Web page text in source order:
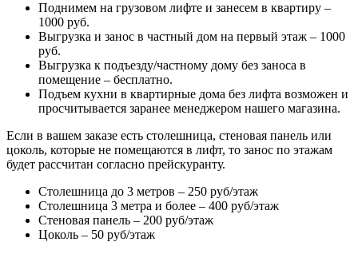
Поднимем на грузовом лифте и занесем в квартиру –
1000 руб.
Выгрузка и занос в частный дом на первый этаж – 1000
руб.
Выгрузка к подъезду/частному дому без заноса в
помещение – бесплатно.
Подъем кухни в квартирные дома без лифта возможен и
просчитывается заранее менеджером нашего магазина.
Если в вашем заказе есть столешница, стеновая панель или
цоколь, которые не помещаются в лифт, то занос по этажам
будет рассчитан согласно прейскуранту.
Столешница до 3 метров – 250 руб/этаж
Столешница 3 метра и более – 400 руб/этаж
Стеновая панель – 200 руб/этаж
Цоколь – 50 руб/этаж